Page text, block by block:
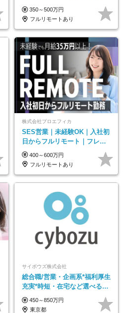
髪色・ネイル・服装自由#残業
少なめ#土日祝休み
350～500万円
フルリモートあり
株式会社プロエフィカ
SES営業｜未経験OK｜入社初
日からフルリモート｜フレッ
クス可｜残業月平均10h以下｜
事業立ち上げメンバー
400～600万円
フルリモートあり
サイボウズ株式会社
総合職/営業・企画系*福利厚生
充実*時短・在宅など選べる働
き方*賞与年2回
450～850万円
東京都